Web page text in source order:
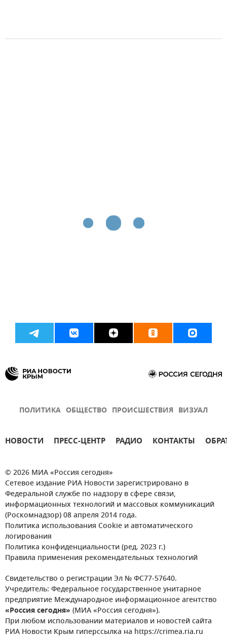
ПОЛИТИКА ОБЩЕСТВО ПРОИСШЕСТВИЯ ВИЗУАЛ
НОВОСТИ ПРЕСС-ЦЕНТР РАДИО КОНТАКТЫ
© 2026 МИА «Россия сегодня»
Сетевое издание РИА Новости зарегистрировано в
Федеральной службе по надзору в сфере связи,
информационных технологий и массовых коммуникаций
(Роскомнадзор) 08 апреля 2014 года.
Политика использования Cookie и автоматического
логирования
Политика конфиденциальности (ред. 2023 г.)
Правила применения рекомендательных технологий
Свидетельство о регистрации Эл № ФС77-57640.
Учредитель: Федеральное государственное унитарное
предприятие Международное информационное агентство
«Россия сегодня» (МИА «Россия сегодня»).
При любом использовании материалов и новостей сайта
РИА Новости Крым гиперссылка на https://crimea.ria.ru